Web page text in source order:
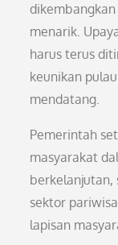
menarik.
harus terus
keunikan
mendatang.
Pemerintah
masyarakat
berkelanjutan,
sektor
lapisan